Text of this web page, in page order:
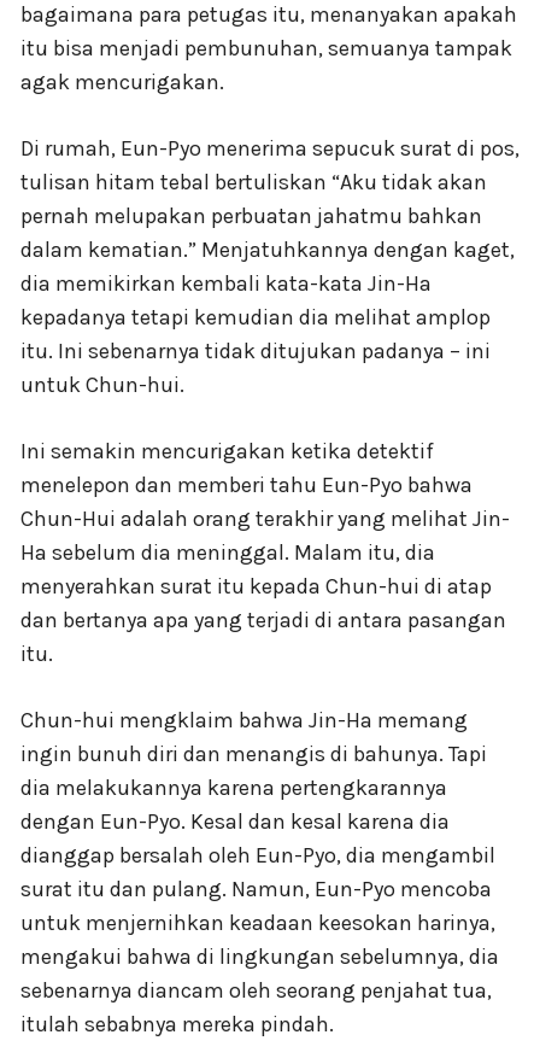
bagaimana para petugas itu, menanyakan apakah
itu bisa menjadi pembunuhan, semuanya tampak
agak mencurigakan.
Di rumah, Eun-Pyo menerima sepucuk surat di pos,
tulisan hitam tebal bertuliskan “Aku tidak akan
pernah melupakan perbuatan jahatmu bahkan
dalam kematian.” Menjatuhkannya dengan kaget,
dia memikirkan kembali kata-kata Jin-Ha
kepadanya tetapi kemudian dia melihat amplop
itu. Ini sebenarnya tidak ditujukan padanya – ini
untuk Chun-hui.
Ini semakin mencurigakan ketika detektif
menelepon dan memberi tahu Eun-Pyo bahwa
Chun-Hui adalah orang terakhir yang melihat Jin-
Ha sebelum dia meninggal. Malam itu, dia
menyerahkan surat itu kepada Chun-hui di atap
dan bertanya apa yang terjadi di antara pasangan
itu.
Chun-hui mengklaim bahwa Jin-Ha memang
ingin bunuh diri dan menangis di bahunya. Tapi
dia melakukannya karena pertengkarannya
dengan Eun-Pyo. Kesal dan kesal karena dia
dianggap bersalah oleh Eun-Pyo, dia mengambil
surat itu dan pulang. Namun, Eun-Pyo mencoba
untuk menjernihkan keadaan keesokan harinya,
mengakui bahwa di lingkungan sebelumnya, dia
sebenarnya diancam oleh seorang penjahat tua,
itulah sebabnya mereka pindah.